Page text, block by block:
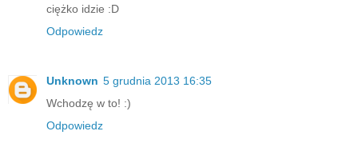
ciężko idzie :D
Odpowiedz
Unknown 5 grudnia 2013 16:35
Wchodzę w to! :)
Odpowiedz